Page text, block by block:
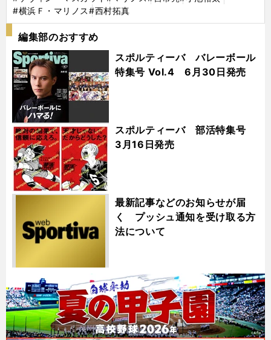
#横浜Ｆ・マリノス#西村拓真
編集部のおすすめ
スポルティーバ バレーボール
特集号 Vol.4 6月30日発売
スポルティーバ 部活特集号
3月16日発売
最新記事などのお知らせが届
く プッシュ通知を受け取る方
法について